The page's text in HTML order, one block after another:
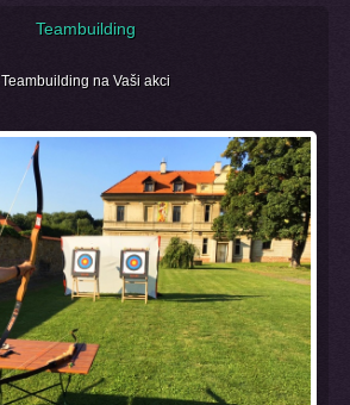
Teambuilding
Teambuilding na Vaši akci